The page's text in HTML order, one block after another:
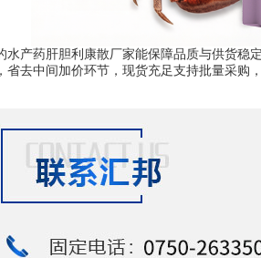
水产药肝胆利康散厂家能保障品质与供货稳
省去中间加价环节，现货充足支持批量采购